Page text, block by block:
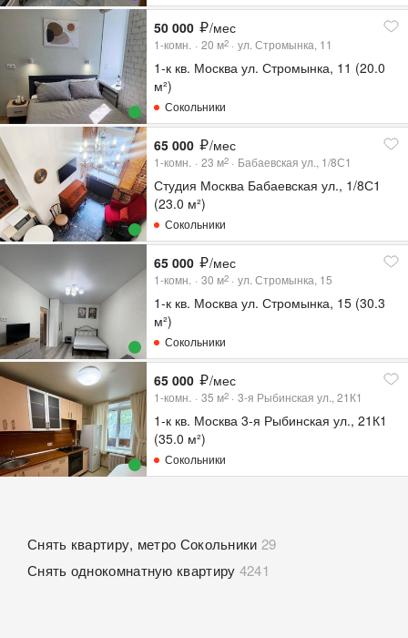
50 000 /мес
1-комн. 20 м2 ул. Стромынка, 11
1-к кв. Москва ул. Стромынка, 11 (20.0
м²)
Сокольники
65 000 /мес
1-комн. 23 м2 Бабаевская ул., 1/8С1
Студия Москва Бабаевская ул., 1/8С1
(23.0 м²)
Сокольники
65 000 /мес
1-комн. 30 м2 ул. Стромынка, 15
1-к кв. Москва ул. Стромынка, 15 (30.3
м²)
Сокольники
65 000 /мес
1-комн. 35 м2 3-я Рыбинская ул., 21К1
1-к кв. Москва 3-я Рыбинская ул., 21К1
(35.0 м²)
Сокольники
Снять квартиру, метро Сокольники 29
Снять однокомнатную квартиру 4241